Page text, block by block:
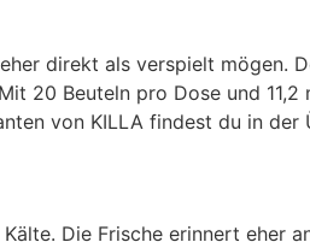
direkt als verspielt mögen.
20 Beuteln pro Dose und
von KILLA findest du in der
Die Frische erinnert eher